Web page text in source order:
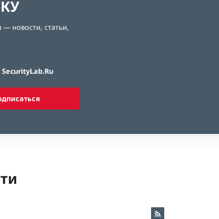
новости, статьи,